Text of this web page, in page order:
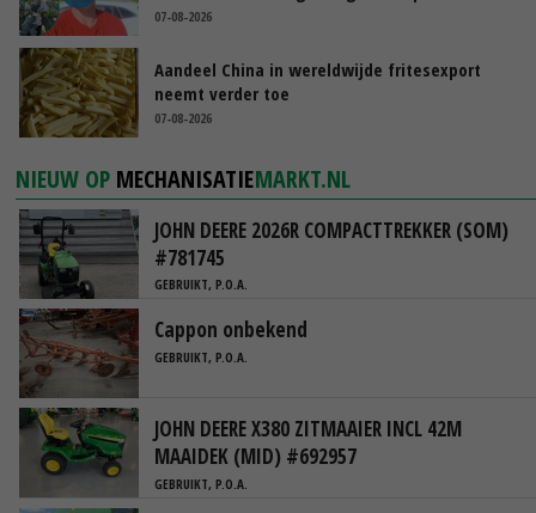
07-08-2026
Aandeel China in wereldwijde fritesexport
neemt verder toe
07-08-2026
NIEUW OP MECHANISATIEMARKT.NL
JOHN DEERE 2026R COMPACTTREKKER (SOM)
#781745
GEBRUIKT, P.O.A.
Cappon onbekend
GEBRUIKT, P.O.A.
JOHN DEERE X380 ZITMAAIER INCL 42M
MAAIDEK (MID) #692957
GEBRUIKT, P.O.A.